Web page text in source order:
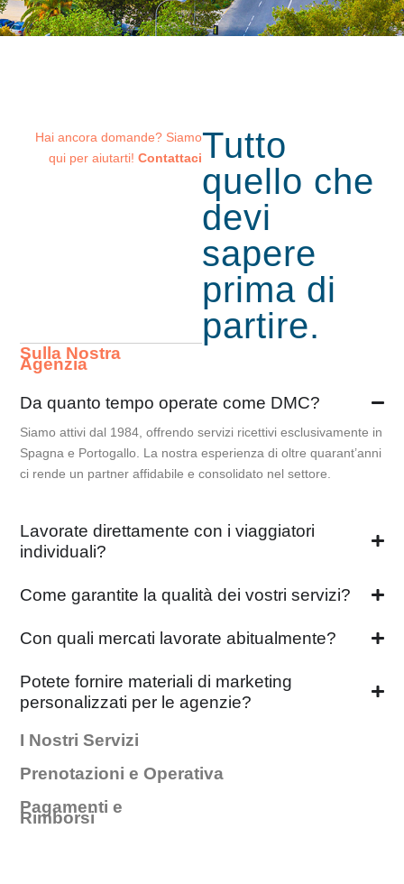
Hai ancora domande? Siamo
qui per aiutarti! ContattaciTutto
quello che
devi
sapere
prima di
partire.
Sulla Nostra
Agenzia
I Nostri Servizi
Prenotazioni e Operativa
Pagamenti e
Rimborsi
Da quanto tempo operate come DMC?
Siamo attivi dal 1984, offrendo servizi ricettivi esclusivamente in
Spagna e Portogallo. La nostra esperienza di oltre quarant’anni
ci rende un partner affidabile e consolidato nel settore.
Lavorate direttamente con i viaggiatori
individuali?
Come garantite la qualità dei vostri servizi?
Con quali mercati lavorate abitualmente?
Potete fornire materiali di marketing
personalizzati per le agenzie?